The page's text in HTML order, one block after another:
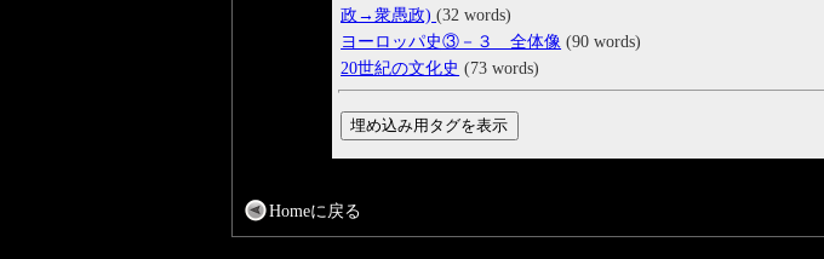
政→衆愚政)(32 words)
ヨーロッパ史③－３ 全体像 (90 words)
20世紀の文化史 (73 words)
Homeに戻る